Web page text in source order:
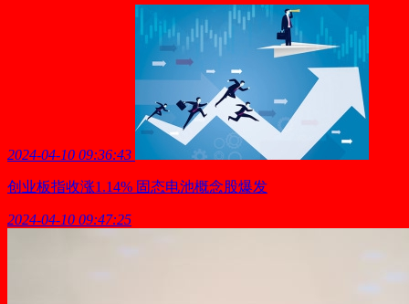
2024-04-10 09:36:43
创业板指收涨1.14% 固态电池概念股爆发
2024-04-10 09:47:25